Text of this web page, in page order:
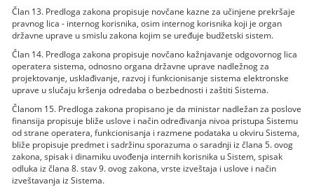
Član 13. Predloga zakona propisuje novčane kazne za učinjene prekršaje
pravnog lica - internog korisnika, osim internog korisnika koji je organ
državne uprave u smislu zakona kojim se uređuje budžetski sistem.
Član 14. Predloga zakona propisuje novčano kažnjavanje odgovornog lica
operatera sistema, odnosno organa državne uprave nadležnog za
projektovanje, usklađivanje, razvoj i funkcionisanje sistema elektronske
uprave u slučaju kršenja odredaba o bezbednosti i zaštiti Sistema.
Članom 15. Predloga zakona propisano je da ministar nadležan za poslove
finansija propisuje bliže uslove i način određivanja nivoa pristupa Sistemu
od strane operatera, funkcionisanja i razmene podataka u okviru Sistema,
bliže propisuje predmet i sadržinu sporazuma o saradnji iz člana 5. ovog
zakona, spisak i dinamiku uvođenja internih korisnika u Sistem, spisak
odluka iz člana 8. stav 9. ovog zakona, vrste izveštaja i uslove i način
izveštavanja iz Sistema.